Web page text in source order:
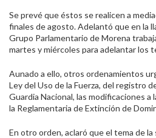
Se prevé que éstos se realicen a
finales de agosto. Adelantó que en la
Grupo Parlamentario de Morena
martes y miércoles para adelantar los
Aunado a ello, otros ordenamientos
Ley del Uso de la Fuerza, del registro
Guardia Nacional, las modificaciones a
la Reglamentaria de Extinción de
En otro orden, aclaró que el tema de